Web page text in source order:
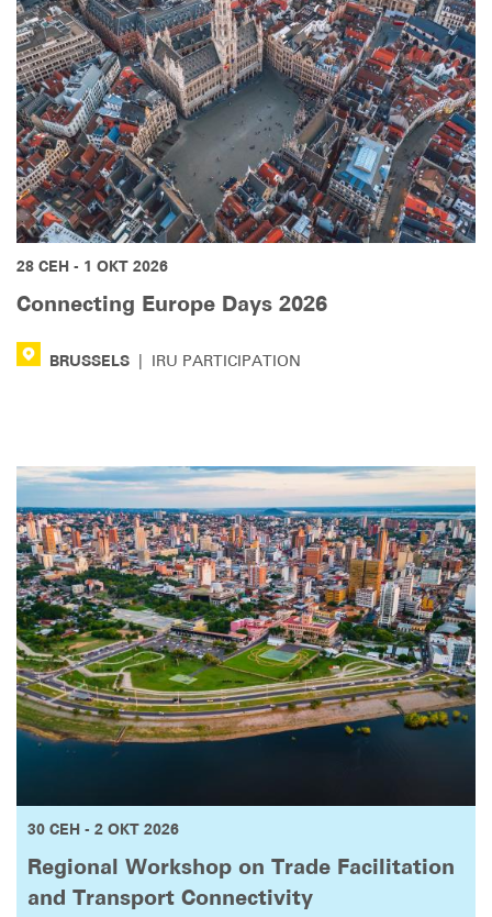
28 СЕН - 1 ОКТ 2026
Connecting Europe Days 2026
BRUSSELS IRU PARTICIPATION
30 СЕН - 2 ОКТ 2026
Regional Workshop on Trade Facilitation
and Transport Connectivity